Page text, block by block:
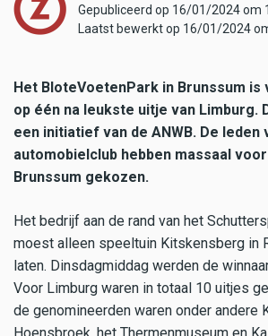
Gepubliceerd op 16/01/2024 om
Laatst bewerkt op 16/01/2024
Het BloteVoetenPark in Brunssum
op één na leukste uitje van Limburg.
een initiatief van de ANWB. De leden
automobielclub hebben massaal
Brunssum gekozen.
Het bedrijf aan de rand van het
moest alleen speeltuin Kitskensberg in
laten. Dinsdagmiddag werden de
Voor Limburg waren in totaal 10 uitjes
de genomineerden waren onder andere